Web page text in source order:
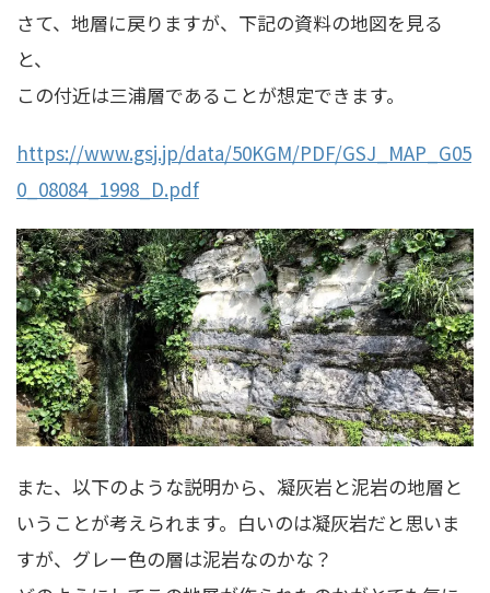
さて、地層に戻りますが、下記の資料の地図を見る
と、
この付近は三浦層であることが想定できます。
https://www.gsj.jp/data/50KGM/PDF/GSJ_MAP_G05
0_08084_1998_D.pdf
また、以下のような説明から、凝灰岩と泥岩の地層と
いうことが考えられます。白いのは凝灰岩だと思いま
すが、グレー色の層は泥岩なのかな？